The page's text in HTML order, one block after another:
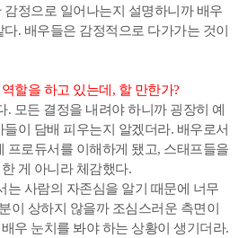
정으로 일어나는지 설명하니까 배우
. 배우들은 감정적으로 다가가는 것이
할을 하고 있는데, 할 만한가?
든 결정을 내려야 하니까 굉장히 예
이 담배 피우는지 알겠더라. 배우로서
프로듀서를 이해하게 됐고, 스태프들을
게 아니라 체감했다.
사람의 자존심을 알기 때문에 너무
이 상하지 않을까 조심스러운 측면이
우 눈치를 봐야 하는 상황이 생기더라.